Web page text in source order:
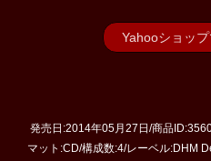
Yahooショッ
発売日:2014年05月27日/商品
マット:CD/構成数:4/レーベル:DHM